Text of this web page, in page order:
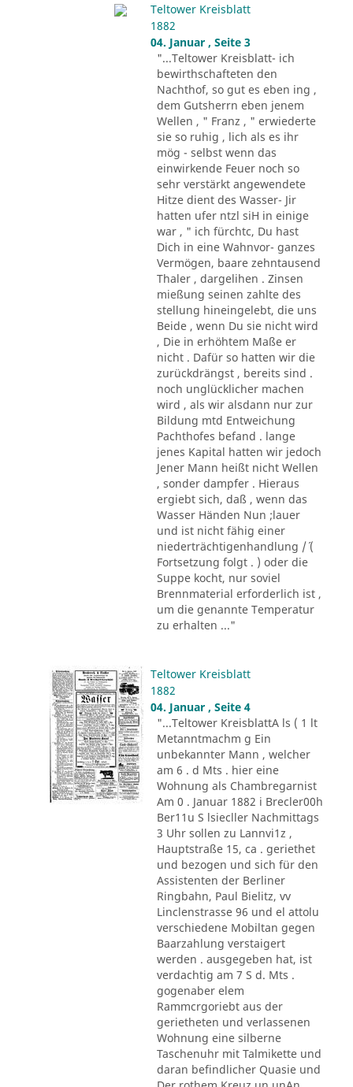
Teltower Kreisblatt
1882
04. Januar , Seite 3
"...Teltower Kreisblatt- ich
bewirthschafteten den
Nachthof, so gut es eben ing ,
dem Gutsherrn eben jenem
Wellen , " Franz , " erwiederte
sie so ruhig , lich als es ihr
mög - selbst wenn das
einwirkende Feuer noch so
sehr verstärkt angewendete
Hitze dient des Wasser- Jir
hatten ufer ntzl siH in einige
war , " ich fürchtc, Du hast
Dich in eine Wahnvor- ganzes
Vermögen, baare zehntausend
Thaler , dargelihen . Zinsen
mießung seinen zahlte des
stellung hineingelebt, die uns
Beide , wenn Du sie nicht wird
, Die in erhöhtem Maße er
nicht . Dafür so hatten wir die
zurückdrängst , bereits sind .
noch unglücklicher machen
wird , als wir alsdann nur zur
Bildung mtd Entweichung
Pachthofes befand . lange
jenes Kapital hatten wir jedoch
Jener Mann heißt nicht Wellen
, sonder dampfer . Hieraus
ergiebt sich, daß , wenn das
Wasser Händen Nun ;lauer
und ist nicht fähig einer
niederträchtigenhandlung /´ (
Fortsetzung folgt . ) oder die
Suppe kocht, nur soviel
Brennmaterial erforderlich ist ,
um die genannte Temperatur
zu erhalten ..."
Teltower Kreisblatt
1882
04. Januar , Seite 4
"...Teltower KreisblattA ls ( 1 lt
Metanntmachm g Ein
unbekannter Mann , welcher
am 6 . d Mts . hier eine
Wohnung als Chambregarnist
Am 0 . Januar 1882 i Brecler00h
Ber11u S lsiecller Nachmittags
3 Uhr sollen zu Lannvi1z ,
Hauptstraße 15, ca . geriethet
und bezogen und sich für den
Assistenten der Berliner
Ringbahn, Paul Bielitz, vv
Linclenstrasse 96 und el attolu
verschiedene Mobiltan gegen
Baarzahlung verstaigert
werden . ausgegeben hat, ist
verdachtig am 7 S d. Mts .
gogenaber elem
Rammcrgoriebt aus der
gerietheten und verlassenen
Wohnung eine silberne
Taschenuhr mit Talmikette und
daran befindlicher Quasie und